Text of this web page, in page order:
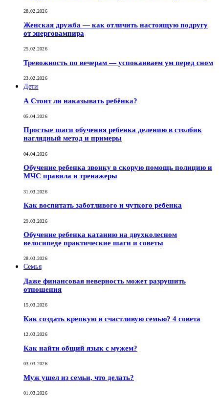
28.02.2026
Женская дружба — как отличить настоящую подругу
от энерговампира
25.02.2026
Тревожность по вечерам — успокаиваем ум перед сном
23.02.2026
Дети
А Стоит ли наказывать ребёнка?
05.04.2026
Простые шаги обучения ребенка делению в столбик
наглядный метод и примеры
04.04.2026
Обучение ребенка звонку в скорую помощь полицию и
МЧС правила и тренажеры
31.03.2026
Как воспитать заботливого и чуткого ребенка
29.03.2026
Обучение ребенка катанию на двухколесном
велосипеде практические шаги и советы
28.03.2026
Семья
Даже финансовая неверность может разрушить
отношения
15.03.2026
Как создать крепкую и счастливую семью? 4 совета
12.03.2026
Как найти общий язык с мужем?
03.03.2026
Муж ушел из семьи, что делать?
01.03.2026